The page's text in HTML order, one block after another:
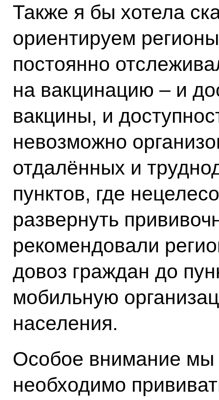
Также я бы хотела
ориентируем
постоянно
на вакцинацию – и
вакцины, и
невозможно
отдалённых и
пунктов, где
развернуть
рекомендовали
довоз граждан до
мобильную
населения.
Особое внимание
необходимо